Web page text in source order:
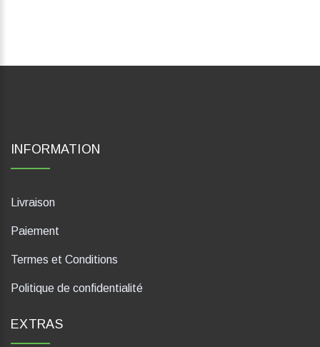
INFORMATION
Livraison
Paiement
Termes et Conditions
Politique de confidentialité
EXTRAS